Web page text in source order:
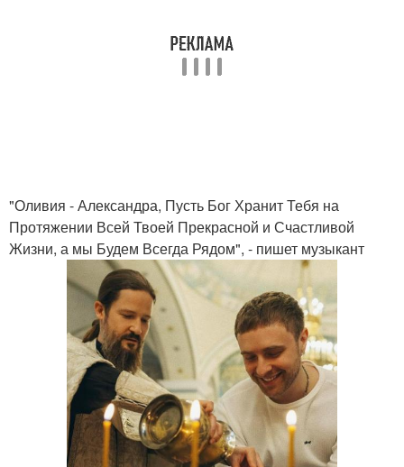
"Оливия - Александра, Пусть Бог Хранит Тебя на
Протяжении Всей Твоей Прекрасной и Счастливой
Жизни, а мы Будем Всегда Рядом", - пишет музыкант